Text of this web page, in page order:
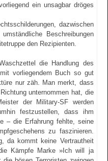
ein unsagbar dröges
dazwischen
Beschreibungen
den Rezipienten.
die Handlung des
vorliegendem Buch so gut
nur zäh. Man merkt, dass
unternommen hat, die
der Military-SF werden
festzustellen, dass ihm
– die Erfahrung fehlte, seine
zu faszinieren.
da kommt keine Vertrautheit
Kämpfe Marke »Ich will ja